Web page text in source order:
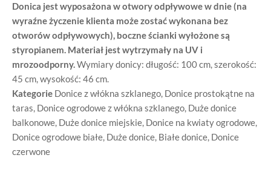
Donica jest wyposażona w otwory odpływowe w dnie (na
wyraźne życzenie klienta może zostać wykonana bez
otworów odpływowych), boczne ścianki wyłożone są
styropianem. Materiał jest wytrzymały na UV i
mrozoodporny.Wymiary donicy: długość: 100 cm, szerokość:
45 cm, wysokość: 46 cm.
Kategorie Donice z włókna szklanego, Donice prostokątne na
taras, Donice ogrodowe z włókna szklanego, Duże donice
balkonowe, Duże donice miejskie, Donice na kwiaty ogrodowe,
Donice ogrodowe białe, Duże donice, Białe donice, Donice
czerwone